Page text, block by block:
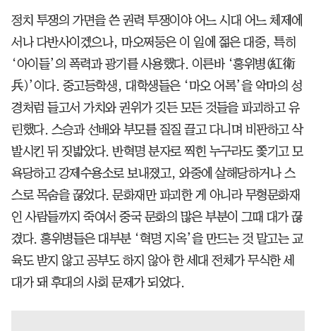
정치 투쟁의 가면을 쓴 권력 투쟁이야 어느 시대 어느 체제에
서나 다반사이겠으나, 마오쩌둥은 이 일에 젊은 대중, 특히
‘아이들’의 폭력과 광기를 사용했다. 이른바 ‘홍위병(紅衛
兵)’이다. 중고등학생, 대학생들은 ‘마오 어록’을 악마의 성
경처럼 들고서 가치와 권위가 깃든 모든 것들을 파괴하고 유
린했다. 스승과 선배와 부모를 질질 끌고 다니며 비판하고 삭
발시킨 뒤 짓밟았다. 반혁명 분자로 찍힌 누구라도 쫓기고 모
욕당하고 강제수용소로 보내졌고, 와중에 살해당하거나 스
스로 목숨을 끊었다. 문화재만 파괴한 게 아니라 무형문화재
인 사람들까지 죽여서 중국 문화의 많은 부분이 그때 대가 끊
겼다. 홍위병들은 대부분 ‘혁명 지옥’을 만드는 것 말고는 교
육도 받지 않고 공부도 하지 않아 한 세대 전체가 무식한 세
대가 돼 후대의 사회 문제가 되었다.